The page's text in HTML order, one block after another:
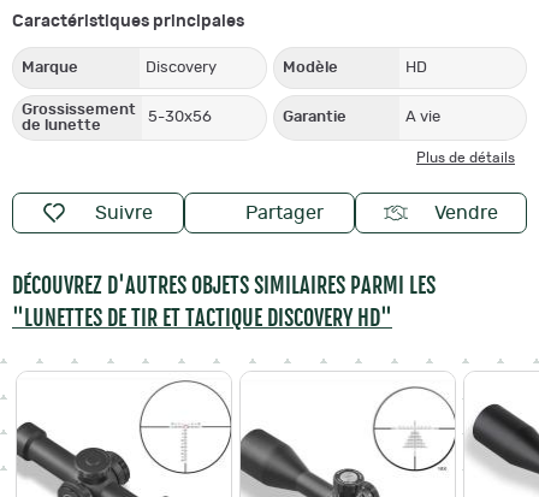
Caractéristiques principales
Marque Discovery Modèle HD
Grossissement
de lunette
5-30x56 Garantie A vie
Plus de détails
Suivre Partager Vendre
DÉCOUVREZ D'AUTRES OBJETS SIMILAIRES PARMI LES
"LUNETTES DE TIR ET TACTIQUE DISCOVERY HD"